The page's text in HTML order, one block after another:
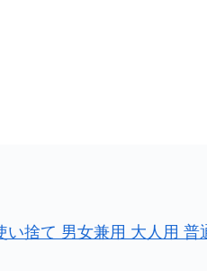
い捨て 男女兼用 大人用